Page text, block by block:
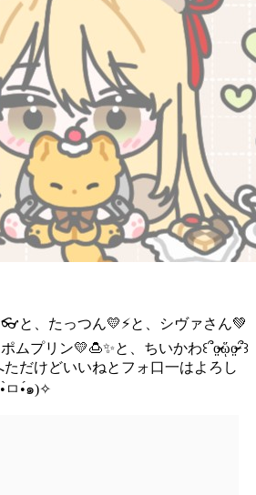
と、たっつん💛⚡️と、シヴァさん💚
プリン💛🍮✨と、ちいかわ꒰՞o̴̶̷̤ᾥo̴̶̷̤՞꒱
だけどいいねとフォ口一はよろし
ㅁ•́๑)✧